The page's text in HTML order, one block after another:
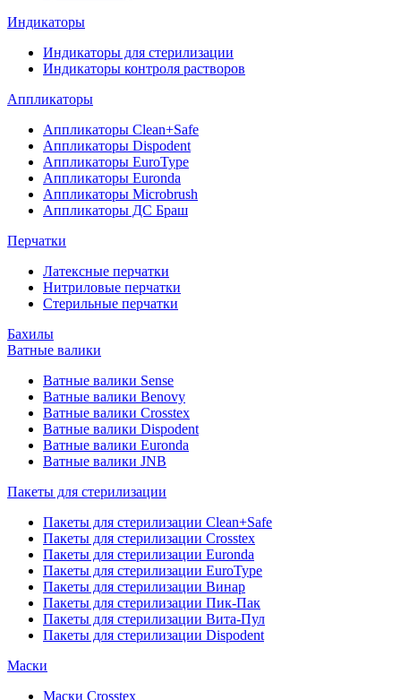
Индикаторы
Индикаторы для стерилизации
Индикаторы контроля растворов
Аппликаторы
Аппликаторы Clean+Safe
Аппликаторы Dispodent
Аппликаторы EuroType
Аппликаторы Euronda
Аппликаторы Microbrush
Аппликаторы ДС Браш
Перчатки
Латексные перчатки
Нитриловые перчатки
Стерильные перчатки
Бахилы
Ватные валики
Ватные валики Sense
Ватные валики Benovy
Ватные валики Crosstex
Ватные валики Dispodent
Ватные валики Euronda
Ватные валики JNB
Пакеты для стерилизации
Пакеты для стерилизации Clean+Safe
Пакеты для стерилизации Crosstex
Пакеты для стерилизации Euronda
Пакеты для стерилизации EuroType
Пакеты для стерилизации Винар
Пакеты для стерилизации Пик-Пак
Пакеты для стерилизации Вита-Пул
Пакеты для стерилизации Dispodent
Маски
Маски Crosstex